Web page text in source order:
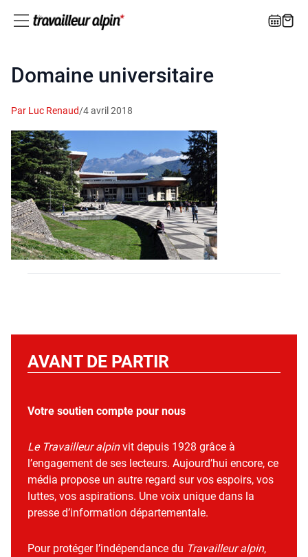
Domaine universitaire
Par Luc Renaud/4 avril 2018
AVANT DE PARTIR
Votre soutien compte pour nous
Le Travailleur alpinvit depuis 1928 grâce à
l’engagement de ses lecteurs. Aujourd’hui encore, ce
média propose un autre regard sur vos espoirs, vos
luttes, vos aspirations. Une voix unique dans la
presse d’information départementale.
Pour protéger l’indépendance du Travailleur alpin,